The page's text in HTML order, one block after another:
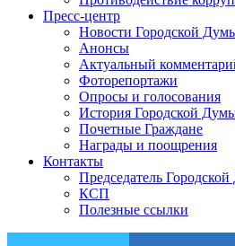
Пресс-центр
Новости Городской
Анонсы
Актуальный
Фоторепортажи
Опросы и голосования
История Городской
Почетные Граждане
Награды и поощрения
Контакты
Председатель
КСП
Полезные ссылки